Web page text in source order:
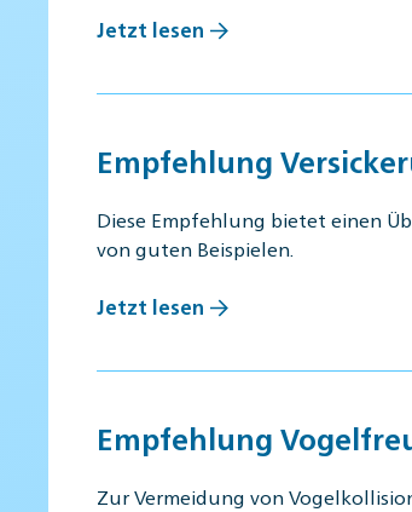
Jetzt lesen
Empfehlung
Diese Empfehlung bietet einen
von guten Beispielen.
Jetzt lesen
Empfehlung
Zur Vermeidung von